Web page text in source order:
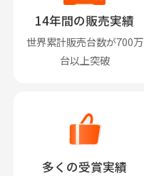
14年間の販売実績
世界累計販売台数が700万
台以上突破
多くの受賞実績